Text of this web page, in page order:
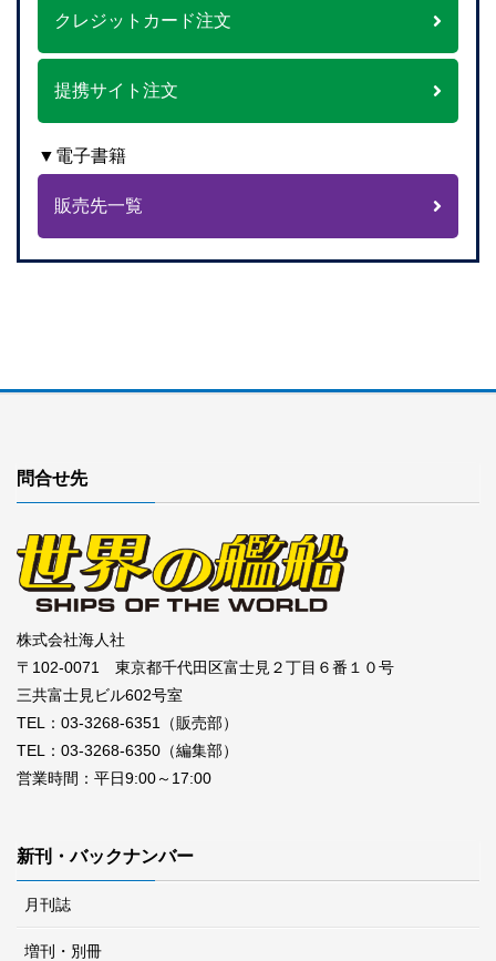
クレジットカード注文
提携サイト注文
▼電子書籍
販売先一覧
問合せ先
株式会社海人社
〒102-0071 東京都千代田区富士見２丁目６番１０号
三共富士見ビル602号室
TEL：03-3268-6351（販売部）
TEL：03-3268-6350（編集部）
営業時間：平日9:00～17:00
新刊・バックナンバー
月刊誌
増刊・別冊